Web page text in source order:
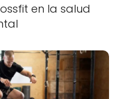
en la salud